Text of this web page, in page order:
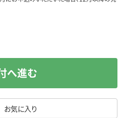
お気に入り
へ進む